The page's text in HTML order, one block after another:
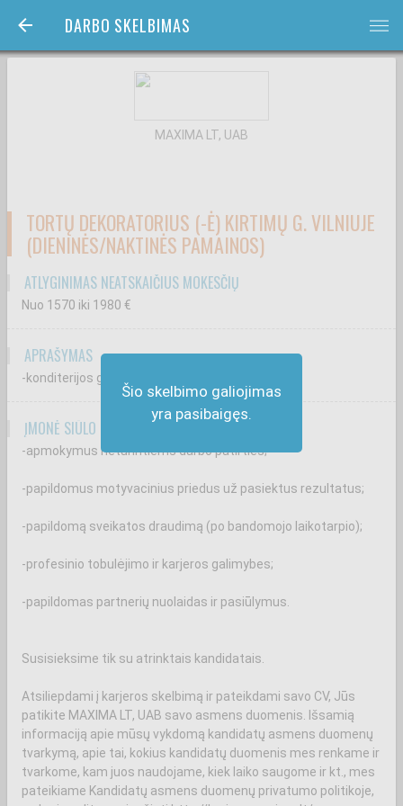
DARBO SKELBIMAS bars
Šio skelbimo galiojimas
yra pasibaigęs.
MAXIMA LT, UAB
TORTŲ DEKORATORIUS (-Ė) KIRTIMŲ G. VILNIUJE
(DIENINĖS/NAKTINĖS PAMAINOS)
ATLYGINIMAS NEATSKAIČIUS MOKESČIŲ
Nuo 1570 iki 1980 €
APRAŠYMAS
-konditerijos gaminių gamybą.
ĮMONĖ SIŪLO
-apmokymus neturintiems darbo patirties;
-papildomus motyvacinius priedus už pasiektus rezultatus;
-papildomą sveikatos draudimą (po bandomojo laikotarpio);
-profesinio tobulėjimo ir karjeros galimybes;
-papildomas partnerių nuolaidas ir pasiūlymus.
Susisieksime tik su atrinktais kandidatais.
Atsiliepdami į karjeros skelbimą ir pateikdami savo CV, Jūs
patikite MAXIMA LT, UAB savo asmens duomenis. Išsamią
informaciją apie mūsų vykdomą kandidatų asmens duomenų
tvarkymą, apie tai, kokius kandidatų duomenis mes renkame ir
tvarkome, kam juos naudojame, kiek laiko saugome ir kt., mes
pateikiame Kandidatų asmens duomenų privatumo politikoje,